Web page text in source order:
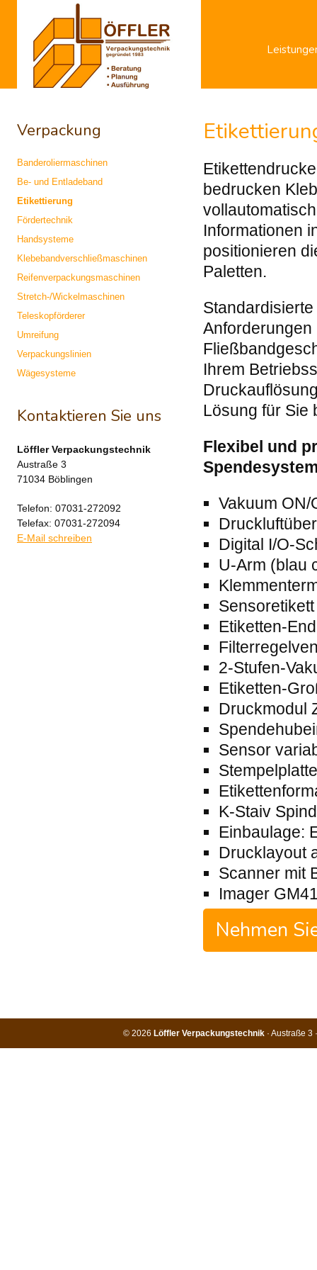
bedrucken
Informationen
positionieren
Paletten.
Ihrem
Lösung für Sie
Flexibel und
Vakuum ON/
Digital I/O-
U-Arm (blau
Etiketten-
2-Stufen-
Etiketten-
Druckmodul
Sensor
K-Staiv
Einbaulage:
Drucklayout
Scanner mit
Imager
Nehmen
Verpackung
Banderoliermaschinen
Be- und Entladeband
Etikettierung
Fördertechnik
Handsysteme
Klebebandverschließmaschinen
Reifenverpackungsmaschinen
Stretch-/Wickelmaschinen
Teleskopförderer
Umreifung
Verpackungslinien
Wägesysteme
Kontaktieren Sie uns
Löffler Verpackungstechnik
Austraße 3
71034 Böblingen
Telefon: 07031-272092
Telefax: 07031-272094
E-Mail schreiben
© 2026 Löffler Verpackungstechnik· Austraße 3